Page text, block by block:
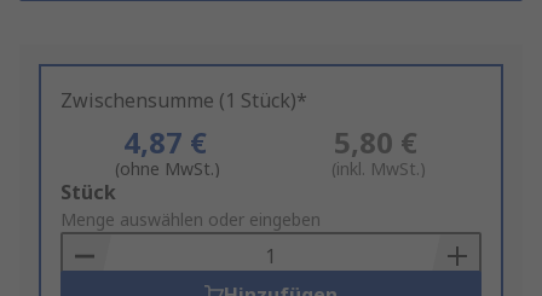
Zwischensumme (1 Stück)*
4,87 €
(ohne MwSt.)
5,80 €
(inkl. MwSt.)
Add
to
Basket
Stück
Menge auswählen oder eingeben